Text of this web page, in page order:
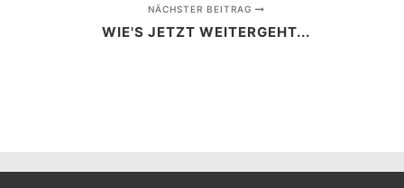
NÄCHSTER BEITRAG
WIE'S JETZT WEITERGEHT...